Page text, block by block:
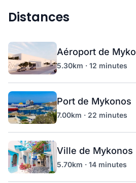
Distances
Aéroport de
5.30km · 12 minutes
Port de Mykonos
7.00km · 22 minutes
Ville de Mykonos
5.70km · 14 minutes